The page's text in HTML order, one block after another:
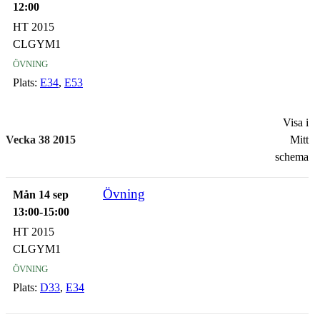
12:00
HT 2015
CLGYM1
övning
Plats: E34, E53
Vecka 38 2015
Visa i
Mitt
schema
Mån 14 sep
13:00-15:00
Övning
HT 2015
CLGYM1
övning
Plats: D33, E34